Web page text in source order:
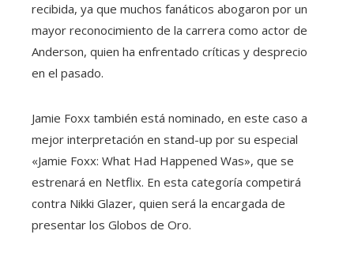
recibida, ya que muchos fanáticos abogaron por un
mayor reconocimiento de la carrera como actor de
Anderson, quien ha enfrentado críticas y desprecio
en el pasado.
Jamie Foxx también está nominado, en este caso a
mejor interpretación en stand-up por su especial
«Jamie Foxx: What Had Happened Was», que se
estrenará en Netflix. En esta categoría competirá
contra Nikki Glazer, quien será la encargada de
presentar los Globos de Oro.